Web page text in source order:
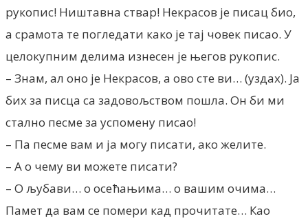
рукопис! Ништавна ствар! Некрасов је писац био,
а срамота те погледати како је тај човек писао. У
целокупним делима изнесен је његов рукопис.
– Знам, ал оно је Некрасов, а ово сте ви… (уздах). Ја
бих за писца са задовољством пошла. Он би ми
стално песме за успомену писао!
– Па песме вам и ја могу писати, ако желите.
– А о чему ви можете писати?
– О љубави… о осећањима… о вашим очима…
Памет да вам се помери кад прочитате… Као